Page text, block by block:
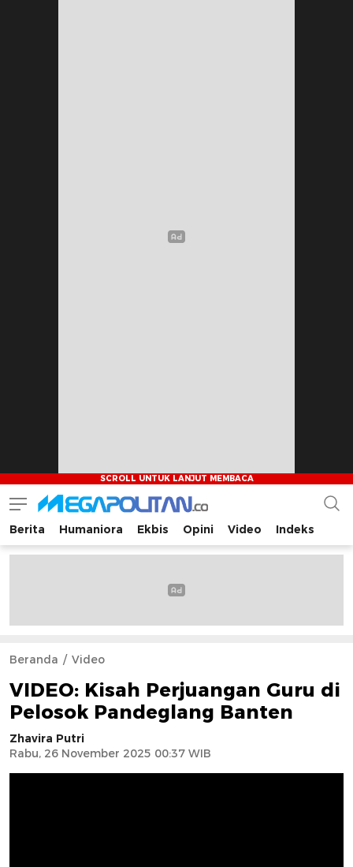
Megapolitan.co
Menyajikan berita-berita fakta bagi pembaca
Berita Humaniora Ekbis Opini Video Indeks
Beranda Video
VIDEO: Kisah Perjuangan Guru di
Pelosok Pandeglang Banten
Zhavira Putri
Rabu, 26 November 2025 00:37 WIB